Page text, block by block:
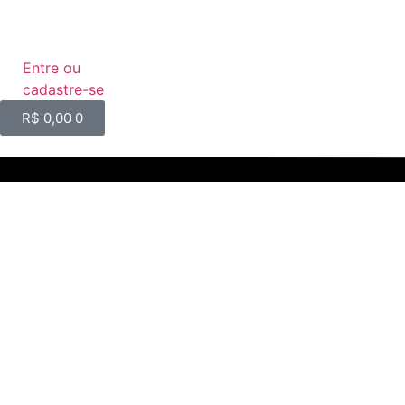
Entre ou
cadastre-se
R$ 0,00 0